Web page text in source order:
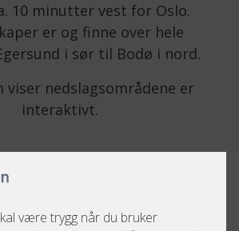
10 minutter vest for Oslo.
er og finne over hele
i sør til Bodø i nord.
viser nedslagsområdene er
interaktivt.